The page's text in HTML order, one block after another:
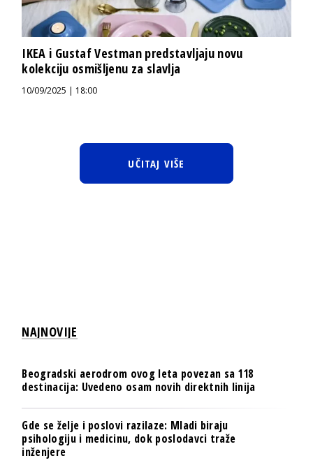
IKEA i Gustaf Vestman predstavljaju novu
kolekciju osmišljenu za slavlja
10/09/2025 | 18:00
UČITAJ VIŠE
NAJNOVIJE
Beogradski aerodrom ovog leta povezan sa 118
destinacija: Uvedeno osam novih direktnih linija
Gde se želje i poslovi razilaze: Mladi biraju
psihologiju i medicinu, dok poslodavci traže
inženjere